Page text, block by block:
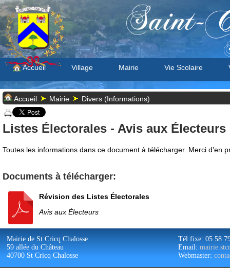
Saint-
Accueil Village Mairie Vie Scolaire
Accueil Mairie Divers (Informations)
Listes Électorales - Avis aux Électeurs
Toutes les informations dans ce document à télécharger. Merci d’en
Documents à télécharger:
Révision des Listes Électorales
Avis aux Électeurs
Mairie de St Cricq Chalosse
59 allée du Château
40700 St Cricq Chalosse
Tél fixe: 05 58
Email:
Webmaster: